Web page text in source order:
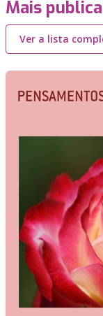
Mais
Ver a lista